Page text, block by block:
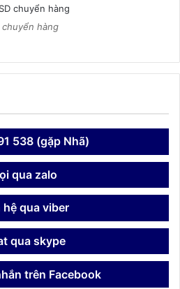
chuyển hàng
538 (gặp Nhã)
qua zalo
hệ qua viber
qua skype
trên Facebook